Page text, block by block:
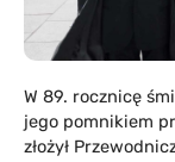
W 89. rocznicę
jego pomnikiem
złożył